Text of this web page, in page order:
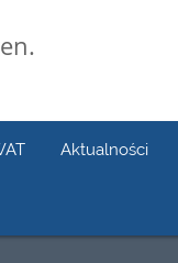
Aktualności